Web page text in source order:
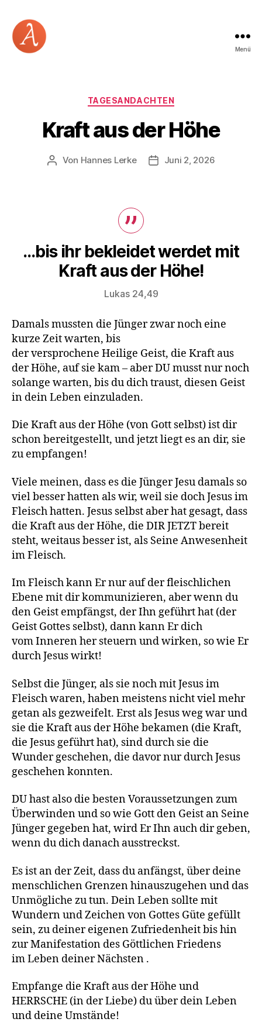
Menü
Kategorien
TAGESANDACHTEN
Kraft aus der Höhe
Beitragsautor
Von Hannes Lerke Beitragsdatum
Juni 2, 2026
…bis ihr bekleidet werdet mit
Kraft aus der Höhe!
Lukas 24,49
Damals mussten die Jünger zwar noch eine
kurze Zeit warten, bis
der versprochene Heilige Geist, die Kraft aus
der Höhe, auf sie kam – aber DU musst nur noch
solange warten, bis du dich traust, diesen Geist
in dein Leben einzuladen.
Die Kraft aus der Höhe (von Gott selbst) ist dir
schon bereitgestellt, und jetzt liegt es an dir, sie
zu empfangen!
Viele meinen, dass es die Jünger Jesu damals so
viel besser hatten als wir, weil sie doch Jesus im
Fleisch hatten. Jesus selbst aber hat gesagt, dass
die Kraft aus der Höhe, die DIR JETZT bereit
steht, weitaus besser ist, als Seine Anwesenheit
im Fleisch.
Im Fleisch kann Er nur auf der fleischlichen
Ebene mit dir kommunizieren, aber wenn du
den Geist empfängst, der Ihn geführt hat (der
Geist Gottes selbst), dann kann Er dich
vom Inneren her steuern und wirken, so wie Er
durch Jesus wirkt!
Selbst die Jünger, als sie noch mit Jesus im
Fleisch waren, haben meistens nicht viel mehr
getan als gezweifelt. Erst als Jesus weg war und
sie die Kraft aus der Höhe bekamen (die Kraft,
die Jesus geführt hat), sind durch sie die
Wunder geschehen, die davor nur durch Jesus
geschehen konnten.
DU hast also die besten Voraussetzungen zum
Überwinden und so wie Gott den Geist an Seine
Jünger gegeben hat, wird Er Ihn auch dir geben,
wenn du dich danach ausstreckst.
Es ist an der Zeit, dass du anfängst, über deine
menschlichen Grenzen hinauszugehen und das
Unmögliche zu tun. Dein Leben sollte mit
Wundern und Zeichen von Gottes Güte gefüllt
sein, zu deiner eigenen Zufriedenheit bis hin
zur Manifestation des Göttlichen Friedens
im Leben deiner Nächsten .
Empfange die Kraft aus der Höhe und
HERRSCHE (in der Liebe) du über dein Leben
und deine Umstände!